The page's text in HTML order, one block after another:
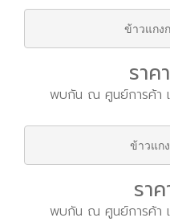
ข้าวแกง
ราค
พบกัน ณ ศูนย์การค้า เ
ข้าวแก
รา
พบกัน ณ ศูนย์การค้า เ